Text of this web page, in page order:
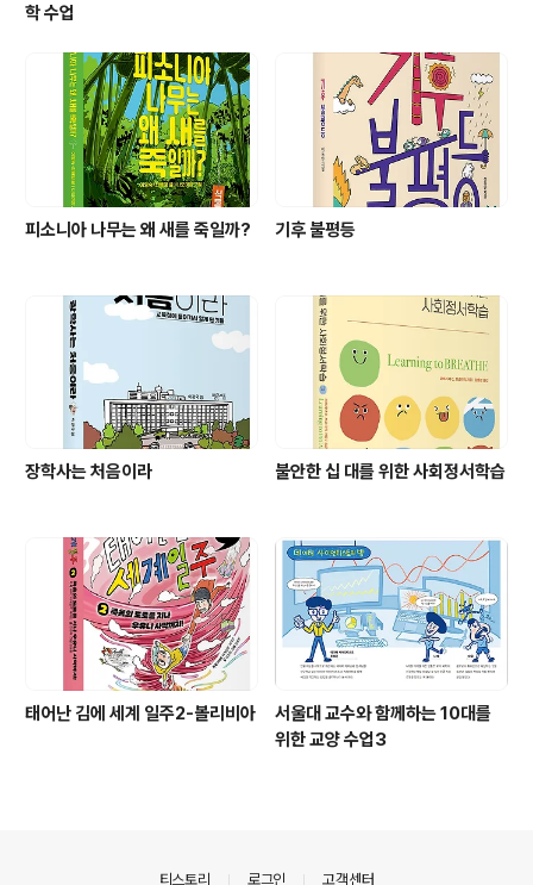
학 수업
피소니아 나무는 왜 새를 죽일까? 기후 불평등
장학사는 처음이라 불안한 십 대를 위한 사회정서학습
태어난 김에 세계 일주2-볼리비아
서울대 교수와 함께하는 10대를
위한 교양 수업3
티스토리 로그인 고객센터